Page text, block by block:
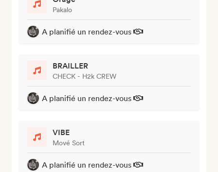
Pakalo
A planifié un rendez-vous
BRAILLER
CHECK - H2k CREW
A planifié un rendez-vous
VIBE
Mové Sort
A planifié un rendez-vous